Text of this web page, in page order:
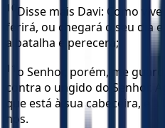
10 Disse mais Davi: Como
ferirá, ou chegará o seu dia
a batalha e perecerá;
11
o Senhor, porém, me
contra o ungido do Senhor.
que está à sua cabeceira, e
nos.